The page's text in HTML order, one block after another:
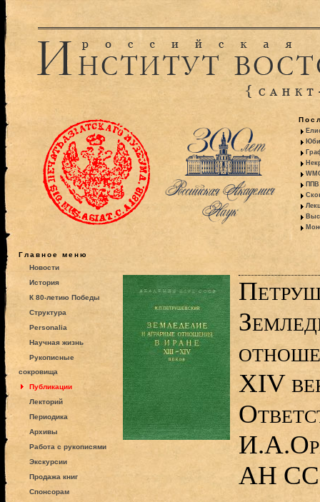
ППВ
Главное меню
Новости
История
К 80-летию Победы
Структура
Personalia
Научная жизнь
Рукописные
сокровища
Публикации
Лекторий
Периодика
Архивы
Работа с рукописями
Экскурсии
Продажа книг
Спонсорам
XIV
АН